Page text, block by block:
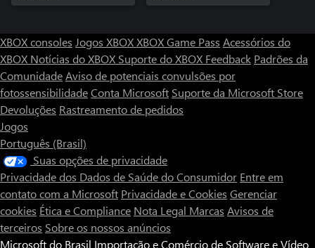
XBOX consoles Jogos XBOXXBOX Game Pass Acessórios do
XBOX Notícias do XBOX Suporte do XBOX Feedback Padrões da
ComunidadeAviso de potenciais convulsões por
fotossensibilidadeConta Microsoft Suporte da Microsoft Store
Devoluções Rastreamento de pedidos
Jogos
Português (Brasil)
Suas opções de privacidade
Privacidade dos Dados de Saúde do Consumidor Entre em
contato com a Microsoft Privacidade e Cookies Gerenciar
cookies Ética e Compliance Nota Legal Marcas Avisos de
terceiros Sobre os nossos anúncios
Microsoft do Brasil Importação e Comércio de Software e Vídeo